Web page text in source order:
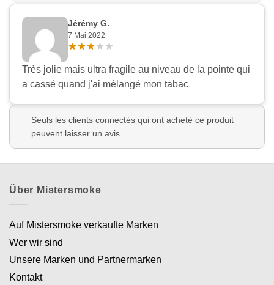
Jérémy G.
7 Mai 2022
Très jolie mais ultra fragile au niveau de la pointe qui
a cassé quand j'ai mélangé mon tabac
Seuls les clients connectés qui ont acheté ce produit
peuvent laisser un avis.
Über Mistersmoke
Auf Mistersmoke verkaufte Marken
Wer wir sind
Unsere Marken und Partnermarken
Kontakt